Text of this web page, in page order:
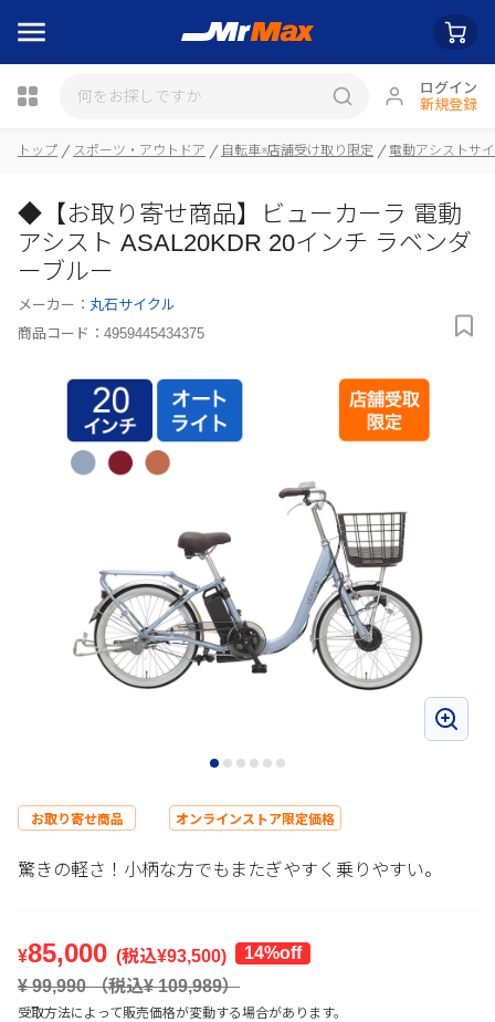
ログイン
新規登録
瓶詰
トップ スポーツ・アウトドア 自転車※店舗受け取り限定 電動アシストサ
◆【お取り寄せ商品】ビューカーラ 電動
アシスト ASAL20KDR 20インチ ラベンダ
ーブルー
メーカー： 丸石サイクル
商品コード： 4959445434375
お取り寄せ商品 オンラインストア限定価格
驚きの軽さ！小柄な方でもまたぎやすく乗りやすい。
¥85,000 (税込¥93,500) 14%off
¥ 99,990（税込¥109,989）
受取方法によって販売価格が変動する場合があります。